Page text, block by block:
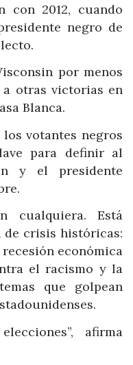
con 2012, cuando
negro de
por menos
a otras victorias en
Blanca.
votantes negros
para definir al
y el presidente
cualquiera. Está
de crisis históricas:
económica
el racismo y la
que golpean
afirma